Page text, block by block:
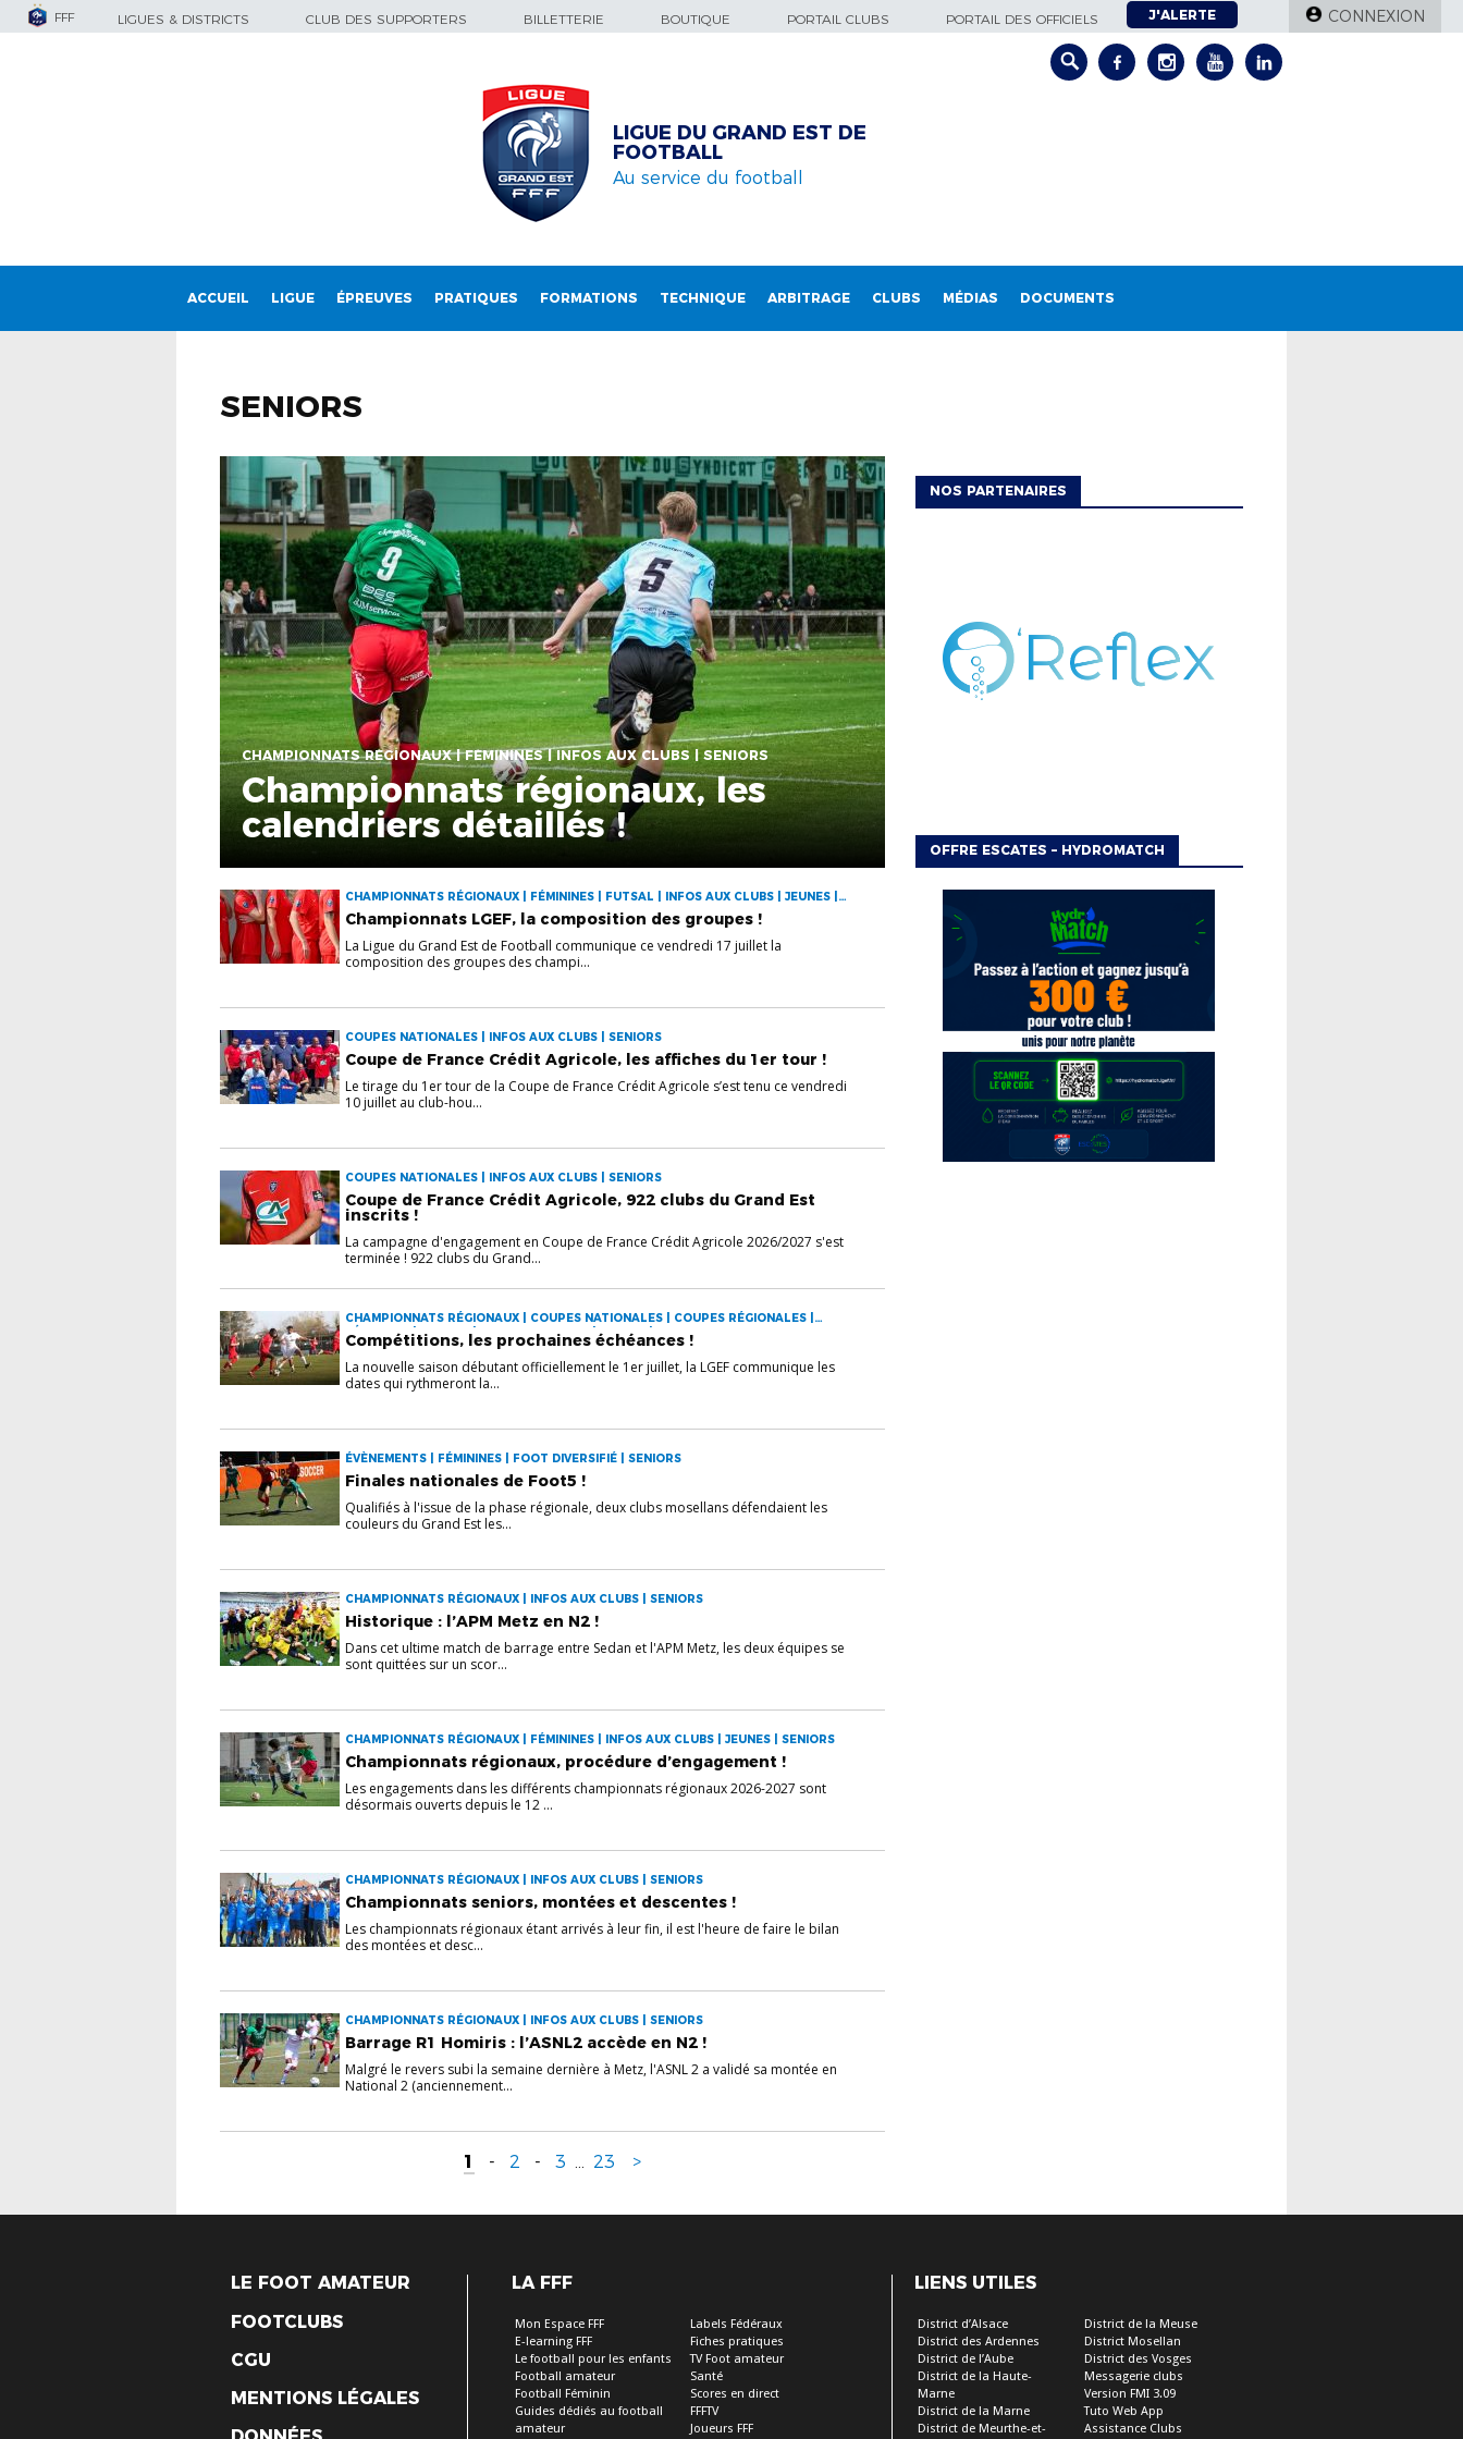
FFF LIGUES & DISTRICTS CLUB DES SUPPORTERS BILLETTERIE BOUTIQUE PORTAIL CLUBS PORTAIL DES OFFICIELS J'ALERTE CONNEXION
LIGUE DU GRAND EST DE
FOOTBALL
Au service du football
ACCUEIL LIGUE ÉPREUVES PRATIQUES FORMATIONS TECHNIQUE ARBITRAGE CLUBS MÉDIAS DOCUMENTS
SENIORS
CHAMPIONNATS RÉGIONAUX | FÉMININES | INFOS AUX CLUBS | SENIORS
Championnats régionaux, les
calendriers détaillés !
CHAMPIONNATS RÉGIONAUX | FÉMININES | FUTSAL | INFOS AUX CLUBS | JEUNES |
SENIORS
Championnats LGEF, la composition des groupes !
La Ligue du Grand Est de Football communique ce vendredi 17 juillet la
composition des groupes des champi...
COUPES NATIONALES | INFOS AUX CLUBS | SENIORS
Coupe de France Crédit Agricole, les affiches du 1er tour !
Le tirage du 1er tour de la Coupe de France Crédit Agricole s’est tenu ce vendredi
10 juillet au club-hou...
COUPES NATIONALES | INFOS AUX CLUBS | SENIORS
Coupe de France Crédit Agricole, 922 clubs du Grand Est
inscrits !
La campagne d'engagement en Coupe de France Crédit Agricole 2026/2027 s'est
terminée ! 922 clubs du Grand...
CHAMPIONNATS RÉGIONAUX | COUPES NATIONALES | COUPES RÉGIONALES |
FÉMININES | FUTSAL | INFOS AUX CLUBS | JEUNES | SENIORS
Compétitions, les prochaines échéances !
La nouvelle saison débutant officiellement le 1er juillet, la LGEF communique les
dates qui rythmeront la...
ÉVÈNEMENTS | FÉMININES | FOOT DIVERSIFIÉ | SENIORS
Finales nationales de Foot5 !
Qualifiés à l'issue de la phase régionale, deux clubs mosellans défendaient les
couleurs du Grand Est les...
CHAMPIONNATS RÉGIONAUX | INFOS AUX CLUBS | SENIORS
Historique : l’APM Metz en N2 !
Dans cet ultime match de barrage entre Sedan et l'APM Metz, les deux équipes se
sont quittées sur un scor...
CHAMPIONNATS RÉGIONAUX | FÉMININES | INFOS AUX CLUBS | JEUNES | SENIORS
Championnats régionaux, procédure d’engagement !
Les engagements dans les différents championnats régionaux 2026-2027 sont
désormais ouverts depuis le 12 ...
CHAMPIONNATS RÉGIONAUX | INFOS AUX CLUBS | SENIORS
Championnats seniors, montées et descentes !
Les championnats régionaux étant arrivés à leur fin, il est l'heure de faire le bilan
des montées et desc...
CHAMPIONNATS RÉGIONAUX | INFOS AUX CLUBS | SENIORS
Barrage R1 Homiris : l’ASNL2 accède en N2 !
Malgré le revers subi la semaine dernière à Metz, l'ASNL 2 a validé sa montée en
National 2 (anciennement...
1 - 2 - 3 ... 23 >
NOS PARTENAIRES
OFFRE ESCATES – HYDROMATCH
LE FOOT AMATEUR
FOOTCLUBS
CGU
MENTIONS LÉGALES
LA FFF
Mon Espace FFF
E-learning FFF
Le football pour les enfants
Football amateur
Football Féminin
Guides dédiés au football
amateur
Labels Fédéraux
Fiches pratiques
TV Foot amateur
Santé
Scores en direct
FFFTV
Joueurs FFF
LIENS UTILES
District d’Alsace
District des Ardennes
District de l’Aube
District de la Haute-
Marne
District de la Marne
District de Meurthe-et-
District de la Meuse
District Mosellan
District des Vosges
Messagerie clubs
Version FMI 3.09
Tuto Web App
Assistance Clubs